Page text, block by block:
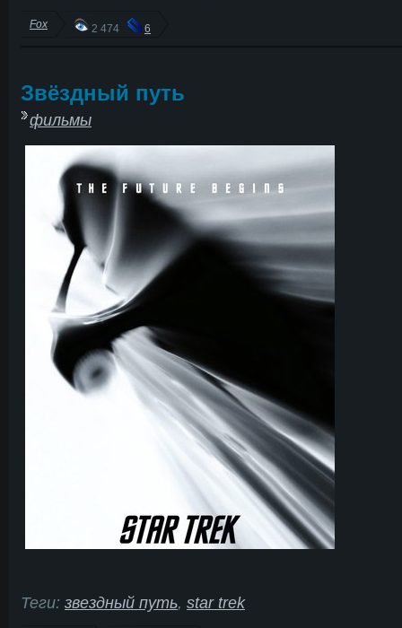
Fox 2 474 6
Звёздный путь
фильмы
Теги: звездный путь, star trek